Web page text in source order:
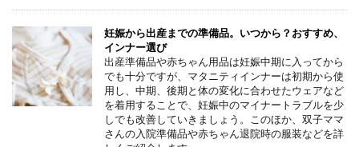
c
e
b
o
o
tt
er
e
e
n
a
妊娠から出産までの準備品。いつから？おすすめ、
インナー選び
出産準備品や赤ちゃん用品は妊娠中期に入ってから
でも十分ですが、マタニティインナーは初期から使
用し、中期、後期と体の変化に合わせたウェアなど
を着用することで、妊娠中のマイナートラブルを少
しでも改善していきましょう。このほか、双子ママ
さんの入院準備品や赤ちゃん退院時の服装などを詳